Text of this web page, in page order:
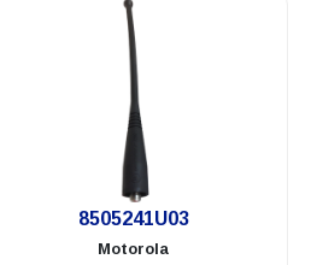
8505241U03
Motorola